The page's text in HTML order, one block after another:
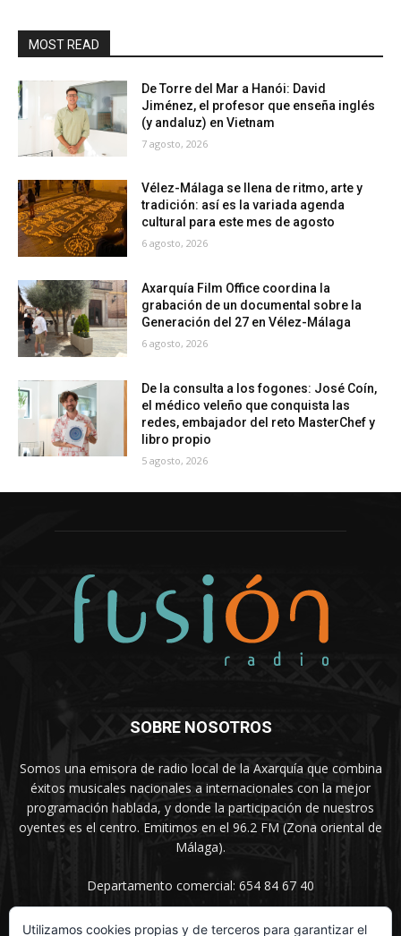
MOST READ
De Torre del Mar a Hanói: David
Jiménez, el profesor que enseña inglés
(y andaluz) en Vietnam
7 agosto, 2026
Vélez-Málaga se llena de ritmo, arte y
tradición: así es la variada agenda
cultural para este mes de agosto
6 agosto, 2026
Axarquía Film Office coordina la
grabación de un documental sobre la
Generación del 27 en Vélez-Málaga
6 agosto, 2026
De la consulta a los fogones: José Coín,
el médico veleño que conquista las
redes, embajador del reto MasterChef y
libro propio
5 agosto, 2026
SOBRE NOSOTROS
Somos una emisora de radio local de la Axarquía que combina
éxitos musicales nacionales a internacionales con la mejor
programación hablada, y donde la participación de nuestros
oyentes es el centro. Emitimos en el 96.2 FM (Zona oriental de
Málaga).
Departamento comercial: 654 84 67 40
Utilizamos cookies propias y de terceros para garantizar el